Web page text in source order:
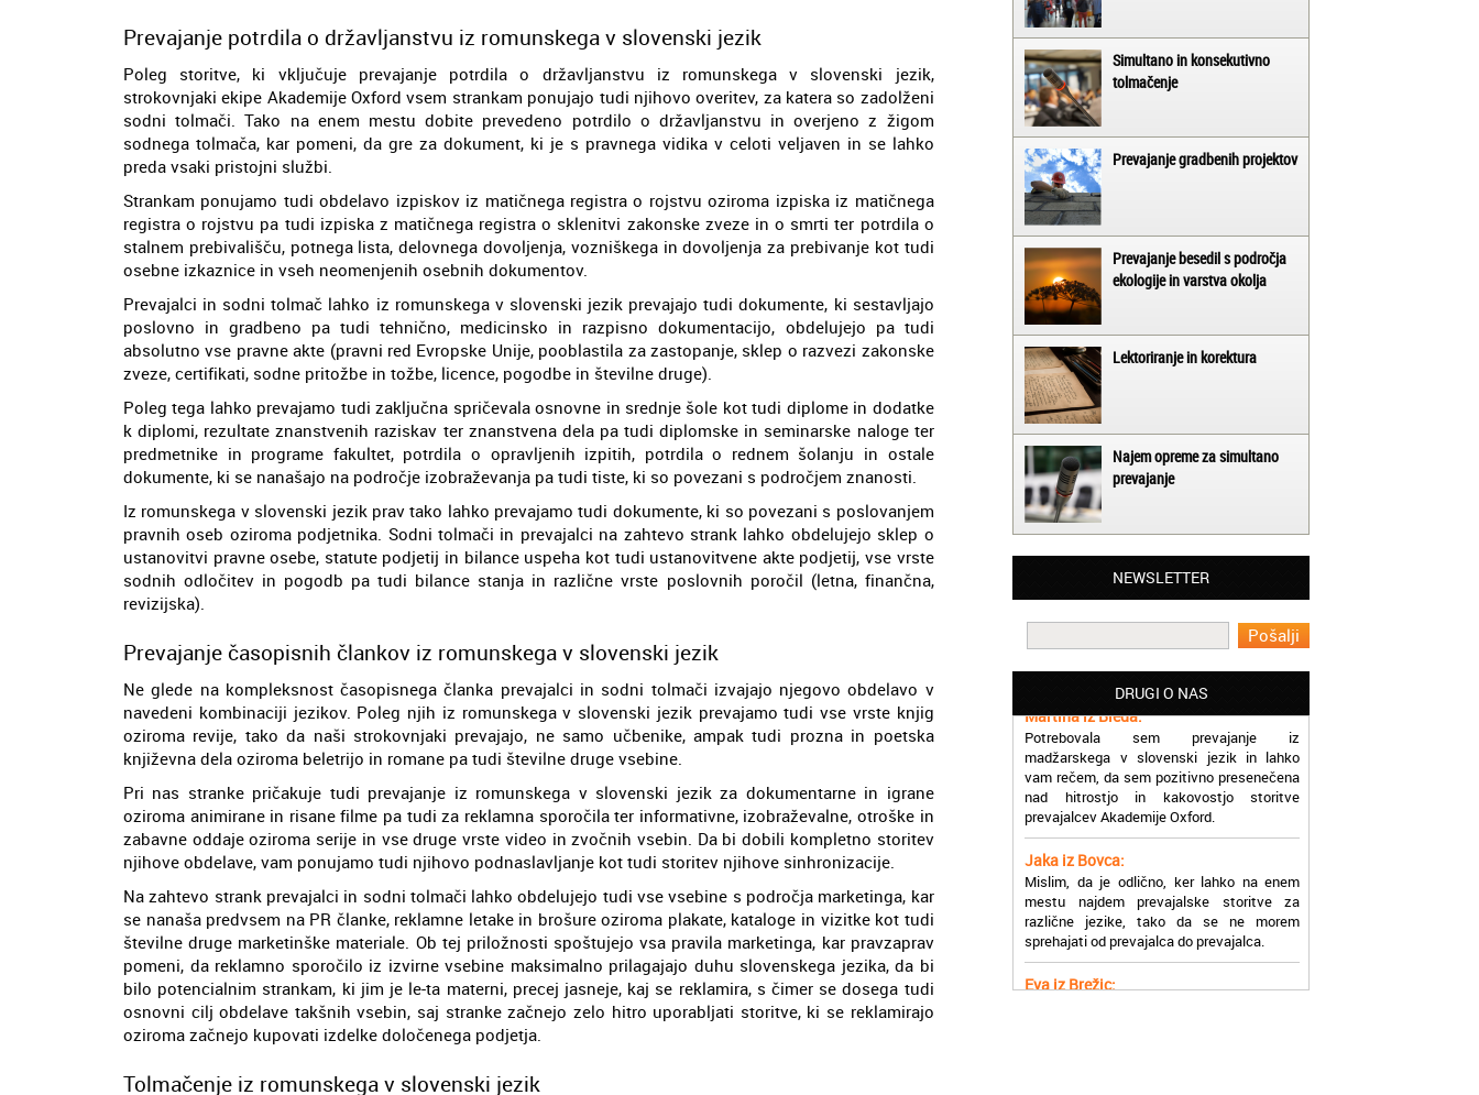
Prevajanje potrdila o državljanstvu iz romunskega v slovenski jezik
Poleg storitve, ki vključuje prevajanje potrdila o državljanstvu iz romunskega v slovenski jezik,
strokovnjaki ekipe Akademije Oxford vsem strankam ponujajo tudi njihovo overitev, za katera so zadolženi
sodni tolmači. Tako na enem mestu dobite prevedeno potrdilo o državljanstvu in overjeno z žigom
sodnega tolmača, kar pomeni, da gre za dokument, ki je s pravnega vidika v celoti veljaven in se lahko
preda vsaki pristojni službi.
Strankam ponujamo tudi obdelavo izpiskov iz matičnega registra o rojstvu oziroma izpiska iz matičnega
registra o rojstvu pa tudi izpiska z matičnega registra o sklenitvi zakonske zveze in o smrti ter potrdila o
stalnem prebivališču, potnega lista, delovnega dovoljenja, vozniškega in dovoljenja za prebivanje kot tudi
osebne izkaznice in vseh neomenjenih osebnih dokumentov.
Prevajalci in sodni tolmač lahko iz romunskega v slovenski jezik prevajajo tudi dokumente, ki sestavljajo
poslovno in gradbeno pa tudi tehnično, medicinsko in razpisno dokumentacijo, obdelujejo pa tudi
absolutno vse pravne akte (pravni red Evropske Unije, pooblastila za zastopanje, sklep o razvezi zakonske
zveze, certifikati, sodne pritožbe in tožbe, licence, pogodbe in številne druge).
Poleg tega lahko prevajamo tudi zaključna spričevala osnovne in srednje šole kot tudi diplome in dodatke
k diplomi, rezultate znanstvenih raziskav ter znanstvena dela pa tudi diplomske in seminarske naloge ter
predmetnike in programe fakultet, potrdila o opravljenih izpitih, potrdila o rednem šolanju in ostale
dokumente, ki se nanašajo na področje izobraževanja pa tudi tiste, ki so povezani s področjem znanosti.
Iz romunskega v slovenski jezik prav tako lahko prevajamo tudi dokumente, ki so povezani s poslovanjem
pravnih oseb oziroma podjetnika. Sodni tolmači in prevajalci na zahtevo strank lahko obdelujejo sklep o
ustanovitvi pravne osebe, statute podjetij in bilance uspeha kot tudi ustanovitvene akte podjetij, vse vrste
sodnih odločitev in pogodb pa tudi bilance stanja in različne vrste poslovnih poročil (letna, finančna,
revizijska).
Prevajanje časopisnih člankov iz romunskega v slovenski jezik
Ne glede na kompleksnost časopisnega članka prevajalci in sodni tolmači izvajajo njegovo obdelavo v
navedeni kombinaciji jezikov. Poleg njih iz romunskega v slovenski jezik prevajamo tudi vse vrste knjig
oziroma revije, tako da naši strokovnjaki prevajajo, ne samo učbenike, ampak tudi prozna in poetska
književna dela oziroma beletrijo in romane pa tudi številne druge vsebine.
Pri nas stranke pričakuje tudi prevajanje iz romunskega v slovenski jezik za dokumentarne in igrane
oziroma animirane in risane filme pa tudi za reklamna sporočila ter informativne, izobraževalne, otroške in
zabavne oddaje oziroma serije in vse druge vrste video in zvočnih vsebin. Da bi dobili kompletno storitev
njihove obdelave, vam ponujamo tudi njihovo podnaslavljanje kot tudi storitev njihove sinhronizacije.
Na zahtevo strank prevajalci in sodni tolmači lahko obdelujejo tudi vse vsebine s področja marketinga, kar
se nanaša predvsem na PR članke, reklamne letake in brošure oziroma plakate, kataloge in vizitke kot tudi
številne druge marketinške materiale. Ob tej priložnosti spoštujejo vsa pravila marketinga, kar pravzaprav
pomeni, da reklamno sporočilo iz izvirne vsebine maksimalno prilagajajo duhu slovenskega jezika, da bi
bilo potencialnim strankam, ki jim je le-ta materni, precej jasneje, kaj se reklamira, s čimer se dosega tudi
osnovni cilj obdelave takšnih vsebin, saj stranke začnejo zelo hitro uporabljati storitve, ki se reklamirajo
oziroma začnejo kupovati izdelke določenega podjetja.
Tolmačenje iz romunskega v slovenski jezik
Simultano in konsekutivno
tolmačenje
Prevajanje gradbenih projektov
Prevajanje besedil s področja
ekologije in varstva okolja
Lektoriranje in korektura
Najem opreme za simultano
prevajanje
NEWSLETTER
DRUGI O NAS
Matjaž iz Ajdovščine:
Lahko pohvalim vse zaposlene v Akademiji
Oxford, ker so resnično profesionalni in
Potrebovala sem prevajanje iz
madžarskega v slovenski jezik in lahko
vam rečem, da sem pozitivno presenečena
nad hitrostjo in kakovostjo storitve
prevajalcev Akademije Oxford.
Jaka iz Bovca:
Mislim, da je odlično, ker lahko na enem
mestu najdem prevajalske storitve za
različne jezike, tako da se ne morem
sprehajati od prevajalca do prevajalca.
Eva iz Brežic:
Nujno sem potrebovala prevod v francoski
jezik, na spletu sem našla Oxford, jih